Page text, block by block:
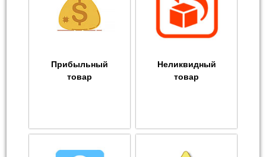
Прибыльный
товар
Неликвидный
товар